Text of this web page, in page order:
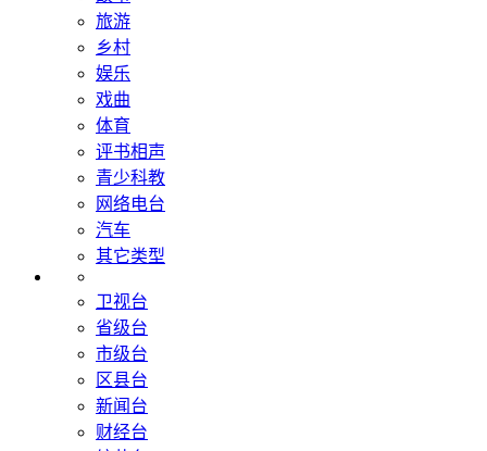
旅游
乡村
娱乐
戏曲
体育
评书相声
青少科教
网络电台
汽车
其它类型
卫视台
省级台
市级台
区县台
新闻台
财经台